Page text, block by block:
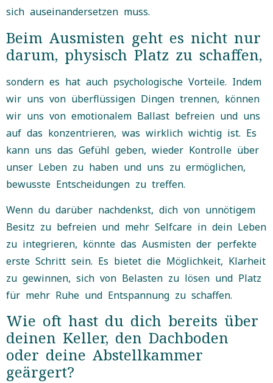
sich auseinandersetzen muss.
Beim Ausmisten geht es nicht nur
darum, physisch Platz zu schaffen,
sondern es hat auch psychologische Vorteile. Indem
wir uns von überflüssigen Dingen trennen, können
wir uns von emotionalem Ballast befreien und uns
auf das konzentrieren, was wirklich wichtig ist. Es
kann uns das Gefühl geben, wieder Kontrolle über
unser Leben zu haben und uns zu ermöglichen,
bewusste Entscheidungen zu treffen.
Wenn du darüber nachdenkst, dich von unnötigem
Besitz zu befreien und mehr Selfcare in dein Leben
zu integrieren, könnte das Ausmisten der perfekte
erste Schritt sein. Es bietet die Möglichkeit, Klarheit
zu gewinnen, sich von Belasten zu lösen und Platz
für mehr Ruhe und Entspannung zu schaffen.
Wie oft hast du dich bereits über
deinen Keller, den Dachboden
oder deine Abstellkammer
geärgert?